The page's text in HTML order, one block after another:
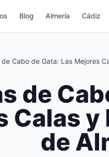
Blog Almería Cádiz
de Cabo de Gata: Las Mejores
de
Calas
de